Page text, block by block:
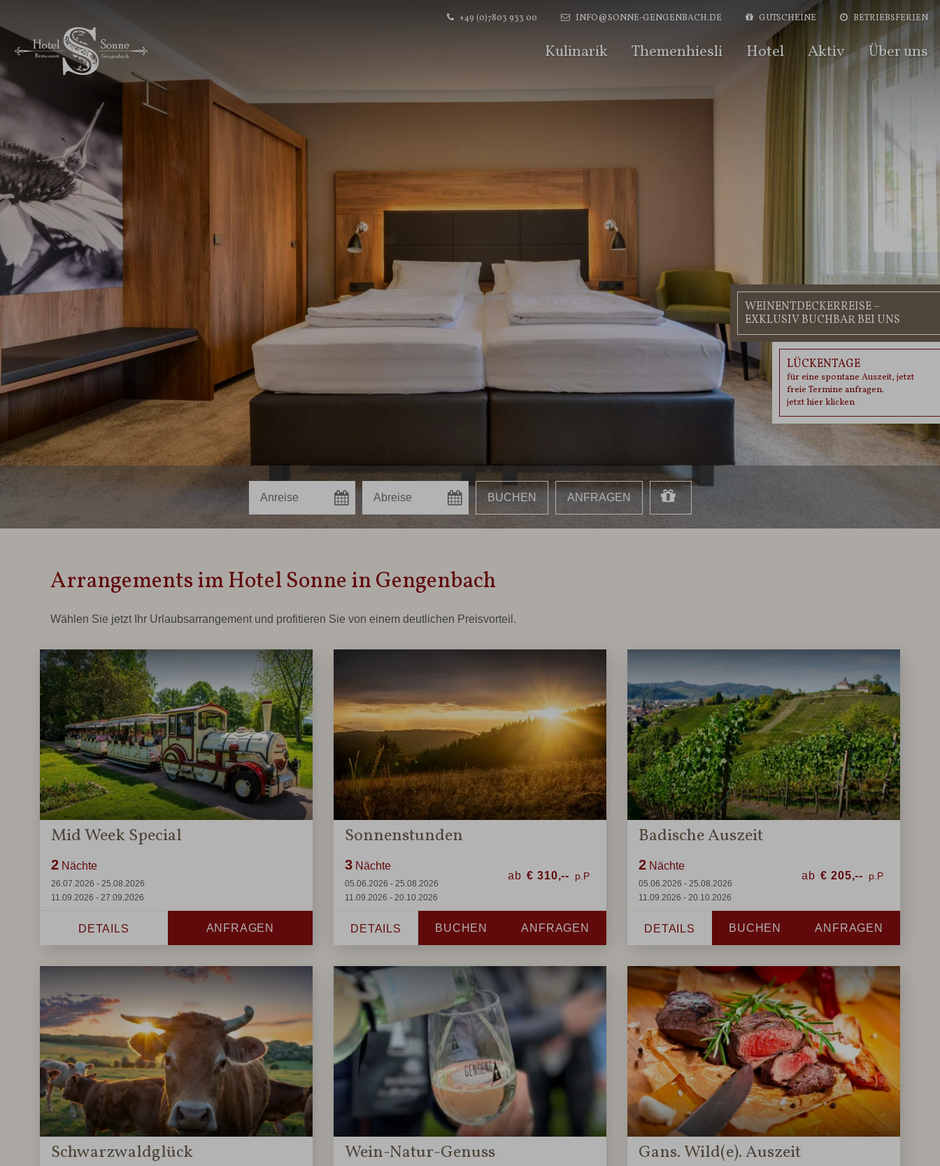
+49 (0)7803 933 00 INFO@SONNE-GENGENBACH.DE GUTSCHEINE BETRIEBSFERIEN
Kulinarik Themenhiesli Hotel Aktiv Über uns
WEINENTDECKERREISE –
EXKLUSIV BUCHBAR BEI UNS
LÜCKENTAGE
für eine spontane Auszeit, jetzt
freie Termine anfragen.
jetzt hier klicken
Arrangements im Hotel Sonne in Gengenbach
Wählen Sie jetzt Ihr Urlaubsarrangement und profitieren Sie von einem deutlichen Preisvorteil.
Mid Week Special
2 Nächte
26.07.2026 - 25.08.2026
11.09.2026 - 27.09.2026
DETAILS ANFRAGEN
Sonnenstunden
3 Nächte
05.06.2026 - 25.08.2026
11.09.2026 - 20.10.2026
ab € 310,--
DETAILS BUCHEN ANFRAGEN
Badische Auszeit
2 Nächte
05.06.2026 - 25.08.2026
11.09.2026 - 20.10.2026
ab € 205,--
DETAILS BUCHEN ANFRAGEN
Schwarzwaldglück Wein-Natur-Genuss Gans. Wild(e). Auszeit